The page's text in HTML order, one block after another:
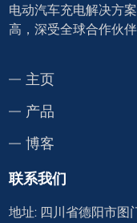
电动汽车充电解决方
高，深受全球合作伙伴
主页
产品
博客
联系我们
地址: 四川省德阳市图